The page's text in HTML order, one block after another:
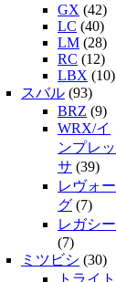
GX (42)
LC (40)
LM (28)
RC (12)
LBX (10)
スバル (93)
BRZ (9)
WRX/イ
ンプレッ
サ (39)
レヴォー
グ (7)
レガシー
(7)
ミツビシ (30)
トライト